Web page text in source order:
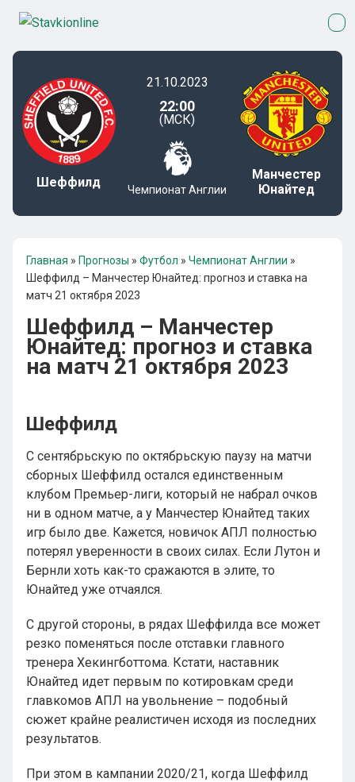
Шеффилд
21.10.2023
22:00
(МСК)
Чемпионат Англии
Манчестер
Юнайтед
Главная » Прогнозы » Футбол » Чемпионат Англии »
Шеффилд – Манчестер Юнайтед: прогноз и ставка на
матч 21 октября 2023
Шеффилд – Манчестер
Юнайтед: прогноз и ставка
на матч 21 октября 2023
Шеффилд
C сентябрьскую по октябрьскую паузу на матчи
сборных Шеффилд остался единственным
клубом Премьер-лиги, который не набрал очков
ни в одном матче, а у Манчестер Юнайтед таких
игр было две. Кажется, новичок АПЛ полностью
потерял уверенности в своих силах. Если Лутон и
Бернли хоть как-то сражаются в элите, то
Юнайтед уже отчаялся.
С другой стороны, в рядах Шеффилда все может
резко поменяться после отставки главного
тренера Хекингботтома. Кстати, наставник
Юнайтед идет первым по котировкам среди
главкомов АПЛ на увольнение – подобный
сюжет крайне реалистичен исходя из последних
результатов.
При этом в кампании 2020/21, когда Шеффилд